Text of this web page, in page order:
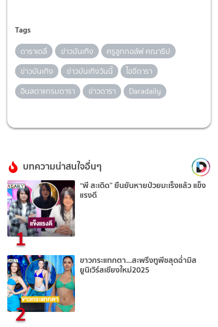
Tags
ดาราเดลี่ ข่าวบันเทิง
ครูลูกกอล์ฟ คณาธิป
ข่าวบันเทิง
ข่าวบันเทิงวันนี้
ไอจีดารา
อินสตาแกรมดารา
ข่าวดารา Daradaily
บทความน่าสนใจอื่นๆ
1
“พี สะเดิด” ยืนยันหายป่วยมะเร็งแล้ว แข็ง
แรงดี
2
ขาวกระแทกตา...สะพรึงทูพีชสุดฉ่ำมิส
ยูนิเวิร์สเชียงใหม่2025